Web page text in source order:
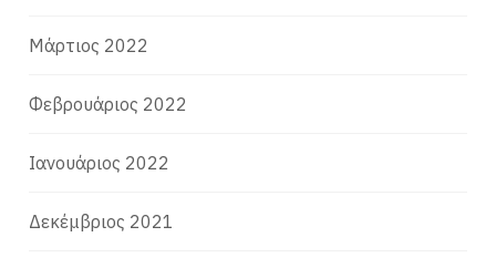
Μάρτιος 2022
Φεβρουάριος 2022
Ιανουάριος 2022
Δεκέμβριος 2021